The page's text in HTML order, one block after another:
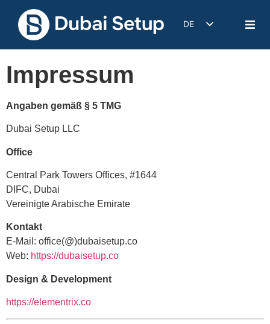
DE
Impressum
Angaben gemäß § 5 TMG
Dubai Setup LLC
Office
Central Park Towers Offices, #1644
DIFC, Dubai
Vereinigte Arabische Emirate
Kontakt
E-Mail: office(@)dubaisetup.co
Web: https://dubaisetup.co
Design & Development
https://elementrix.co